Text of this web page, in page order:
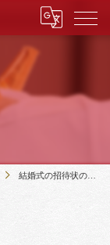
結婚式の招待状の返信マナー